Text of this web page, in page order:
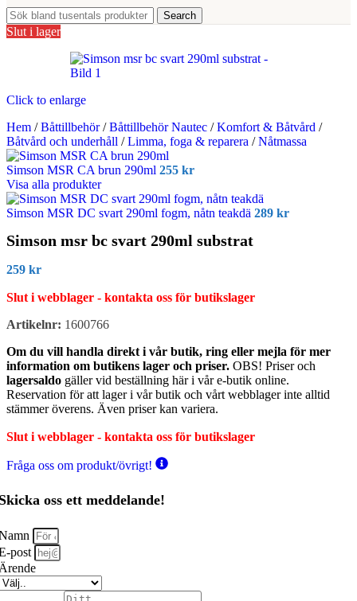
Search
Slut i lager
Click to enlarge
Hem / Båttillbehör/ Båttillbehör Nautec / Komfort & Båtvård /
Båtvård och underhåll / Limma, foga & reparera / Nåtmassa
Simson MSR CA brun 290ml 255 kr
Visa alla produkter
Simson MSR DC svart 290ml fogm, nåtn teakdä 289 kr
Simson msr bc svart 290ml substrat
259 kr
Slut i webblager - kontakta oss för butikslager
Artikelnr: 1600766
Om du vill handla direkt i vår butik, ring eller mejla för mer
information om butikens lager och priser. OBS! Priser och
lagersaldo gäller vid beställning här i vår e-butik online.
Reservation för att lager i vår butik och vårt webblager inte alltid
stämmer överens. Även priser kan variera.
Slut i webblager - kontakta oss för butikslager
Fråga oss om produkt/övrigt!
oss ett meddelande!
post